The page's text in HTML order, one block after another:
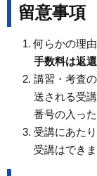
留意事項
何らかの理
手数料は返
講習・考査
送される受
番号の入っ
受講にあた
受講はでき